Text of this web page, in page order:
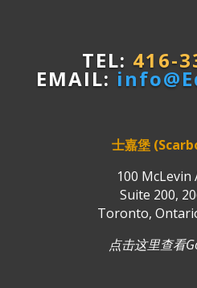
TEL: 416-
EMAIL:
士嘉堡
100 McLevin
Suite 200,
Toronto,
点击这里查看